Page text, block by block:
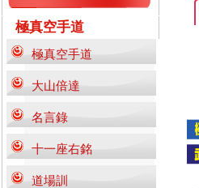
極真空手道
極真空手道
大山倍達
名言錄
十一座右銘
道場訓